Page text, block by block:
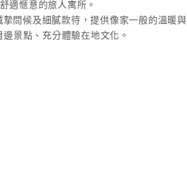
適愜意的旅人寓所。
問候及細膩款待，提供像家一般的溫暖與
景點、充分體驗在地文化。